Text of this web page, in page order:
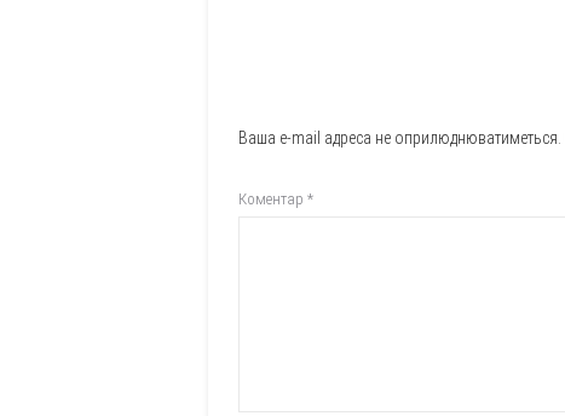
Ваша e-mail адреса не оприлюднюватиметься.
Коментар *